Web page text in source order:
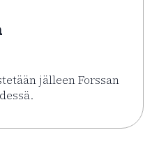
jälleen Forssan